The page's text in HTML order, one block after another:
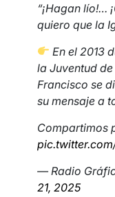
“¡Hagan lío!…
quiero que la
En el 2013
la Juventud
Francisco se
su mensaje a
Compartimos
— Radio
21, 2025